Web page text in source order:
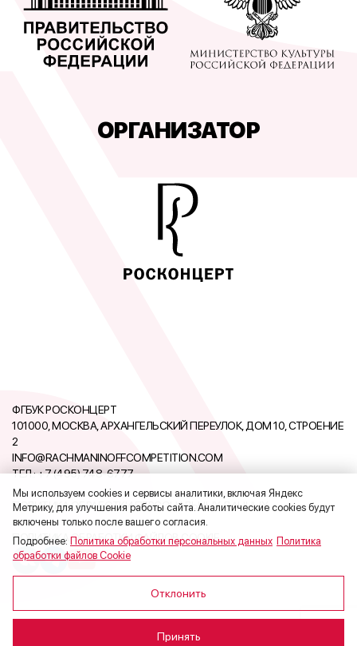
ОРГАНИЗАТОР
ФГБУК РОСКОНЦЕРТ
101000, МОСКВА, АРХАНГЕЛЬСКИЙ ПЕРЕУЛОК, ДОМ 10, СТРОЕНИЕ
2
INFO@RACHMANINOFFCOMPETITION.COM
ТЕЛ.:+7 (495) 748-6777
ПОЛИТИКА ОБРАБОТКИ ПЕРСОНАЛЬНЫХ ДАННЫХ
ПОЛИТИКА ОБРАБОТКИ ФАЙЛОВ COOKIE
Мы используем cookies и сервисы аналитики, включая Яндекс
Метрику, для улучшения работы сайта. Аналитические cookies будут
включены только после вашего согласия.
Подробнее: Политика обработки персональных данных Политика
обработки файлов Cookie
Отклонить
Принять